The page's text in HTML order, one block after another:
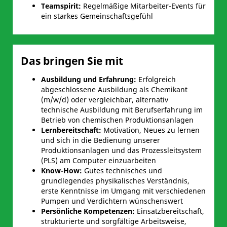
Teamspirit: Regelmäßige Mitarbeiter-Events für
ein starkes Gemeinschaftsgefühl
Das bringen Sie mit
Ausbildung und Erfahrung: Erfolgreich
abgeschlossene Ausbildung als Chemikant
(m/w/d) oder vergleichbar, alternativ
technische Ausbildung mit Berufserfahrung im
Betrieb von chemischen Produktionsanlagen
Lernbereitschaft: Motivation, Neues zu lernen
und sich in die Bedienung unserer
Produktionsanlagen und das Prozessleitsystem
(PLS) am Computer einzuarbeiten
Know-How: Gutes technisches und
grundlegendes physikalisches Verständnis,
erste Kenntnisse im Umgang mit verschiedenen
Pumpen und Verdichtern wünschenswert
Persönliche Kompetenzen: Einsatzbereitschaft,
strukturierte und sorgfältige Arbeitsweise,